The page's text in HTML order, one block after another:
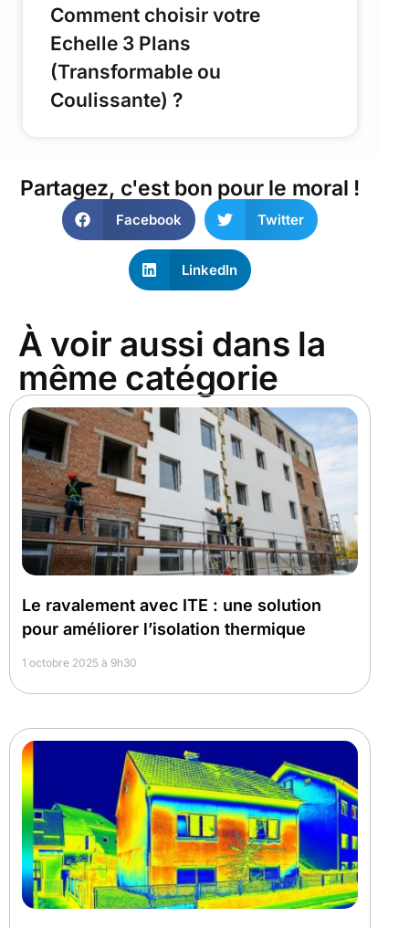
Comment choisir votre
Echelle 3 Plans
(Transformable ou
Coulissante) ?
Partagez, c'est bon pour le moral !
Facebook Twitter
LinkedIn
À voir aussi dans la
même catégorie
Le ravalement avec ITE : une solution
pour améliorer l’isolation thermique
1 octobre 2025 à 9h30